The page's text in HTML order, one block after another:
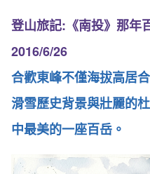
登山旅記:《南投》那年
2016/6/26
合歡東峰不僅海拔高居
滑雪歷史背景與壯麗的
中最美的一座百岳。